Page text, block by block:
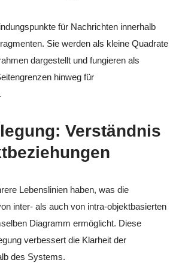
für Nachrichten innerhalb
Sie werden als kleine Quadrate
dargestellt und fungieren als
hinweg für
Verständnis
Lebenslinien haben, was die
inter- als auch von intra-objektbasierten
Diagramm ermöglicht. Diese
verbessert die Klarheit der
des Systems.